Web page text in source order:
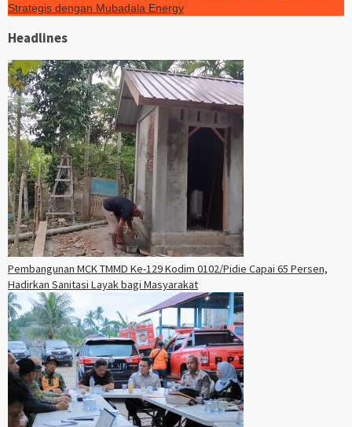
Strategis dengan Mubadala Energy
Headlines
Pembangunan MCK TMMD Ke-129 Kodim 0102/Pidie Capai 65 Persen,
Hadirkan Sanitasi Layak bagi Masyarakat